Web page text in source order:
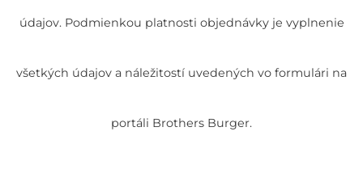
údajov. Podmienkou platnosti objednávky je vyplnenie
všetkých údajov a náležitostí uvedených vo formulári na
portáli Brothers Burger.